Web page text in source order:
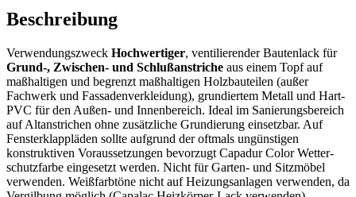
Beschreibung
Verwendungszweck Hochwertiger, ventilierender Bautenlack für
Grund-, Zwischen- und Schluß­­anstriche aus einem Topf auf
maß­haltigen und begrenzt maßhaltigen Holz­bau­teilen (außer
Fachwerk und Fassadenverkleidung), grundiertem Metall und Hart-
PVC für den Außen- und Innenbereich. Ideal im Sanierungs­bereich
auf Altanstrichen ohne zusätzliche Grundierung einsetzbar. Auf
Fensterklappläden sollte aufgrund der oftmals ungünstigen
konstruktiven Voraus­setzungen bevorzugt Capadur Color Wetter­
schutzfarbe eingesetzt werden. Nicht für Garten- und Sitzmöbel
verwenden. Weißfarbtöne nicht auf Heizungsanlagen ­verwenden, da